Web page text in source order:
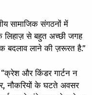
सामाजिक संगठनों में
के लिहाज़ से बहुत अच्छी जगह
बदलाव लाने की ज़रूरत है.”
“क्रेश और किंडर गार्टन न
नौकरियों के घटते अवसर